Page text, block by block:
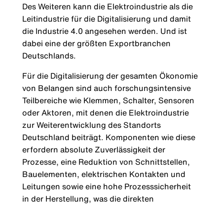
Des Weiteren kann die Elektroindustrie als die
Leitindustrie für die Digitalisierung und damit
die Industrie 4.0 angesehen werden. Und ist
dabei eine der größten Exportbranchen
Deutschlands.
Für die Digitalisierung der gesamten Ökonomie
von Belangen sind auch forschungsintensive
Teilbereiche wie Klemmen, Schalter, Sensoren
oder Aktoren, mit denen die Elektroindustrie
zur Weiterentwicklung des Standorts
Deutschland beiträgt. Komponenten wie diese
erfordern absolute Zuverlässigkeit der
Prozesse, eine Reduktion von Schnittstellen,
Bauelementen, elektrischen Kontakten und
Leitungen sowie eine hohe Prozesssicherheit
in der Herstellung, was die direkten